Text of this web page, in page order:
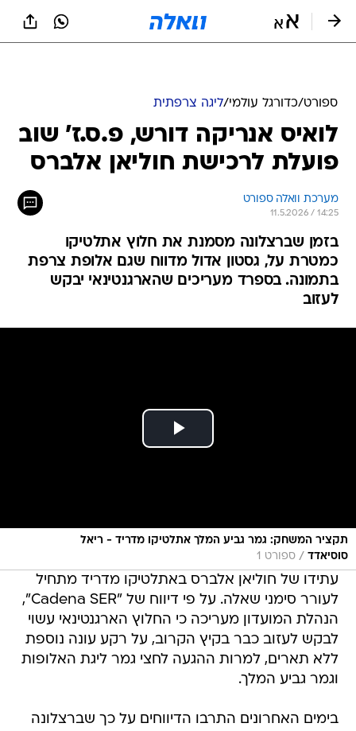
ספורט/כדורגל עולמי/ליגה צרפתית
לואיס אנריקה דורש, פ.ס.ז' שוב
פועלת לרכישת חוליאן אלברס
מערכת וואלה ספורט
11.5.2026 / 14:25
בזמן שברצלונה מסמנת את חלוץ אתלטיקו
כמטרת על, גסטון אדול מדווח שגם אלופת צרפת
בתמונה. בספרד מעריכים שהארגנטינאי יבקש
לעזוב
תקציר המשחק: גמר גביע המלך אתלטיקו מדריד - ריאל
סוסיאדד / ספורט 1
עתידו של חוליאן אלברס באתלטיקו מדריד מתחיל
לעורר סימני שאלה. על פי דיווח של "Cadena SER",
הנהלת המועדון מעריכה כי החלוץ הארגנטינאי עשוי
לבקש לעזוב כבר בקיץ הקרוב, על רקע עונה נוספת
ללא תארים, למרות ההגעה לחצי גמר ליגת האלופות
וגמר גביע המלך.
בימים האחרונים התרבו הדיווחים על כך שברצלונה